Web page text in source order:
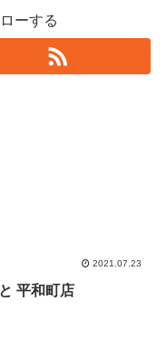
ーする
2021.07.23
平和町店